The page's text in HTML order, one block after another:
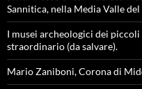
Sannitica, nella Media Valle
I musei archeologici dei
straordinario (da salvare).
Mario Zaniboni, Corona di